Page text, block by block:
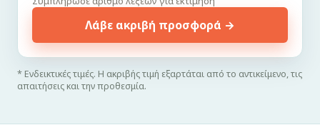
Λάβε ακριβή προσφορά →
* Ενδεικτικές τιμές. Η ακριβής τιμή εξαρτάται από το αντικείμενο, τις
απαιτήσεις και την προθεσμία.